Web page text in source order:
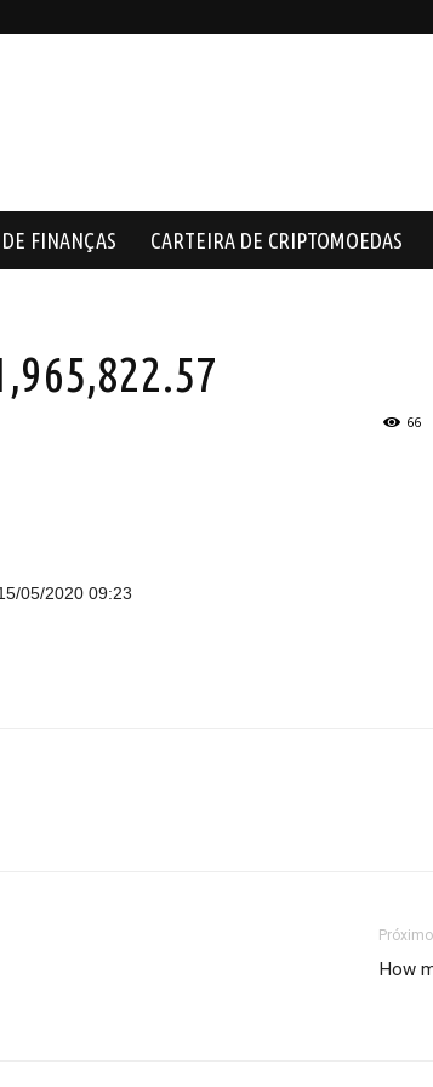
FINANÇAS CARTEIRA DE CRIPTOMOEDAS
66
05/2020 09:23
How